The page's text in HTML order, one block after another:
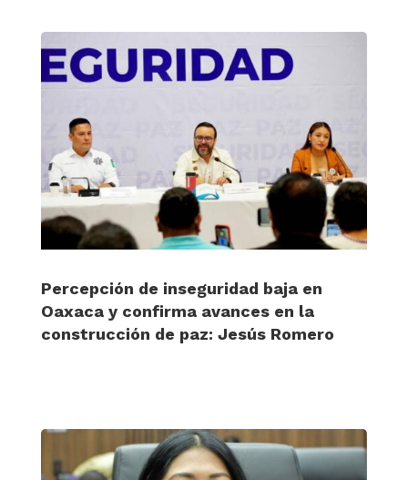
Percepción de inseguridad baja en
Oaxaca y confirma avances en la
construcción de paz: Jesús Romero